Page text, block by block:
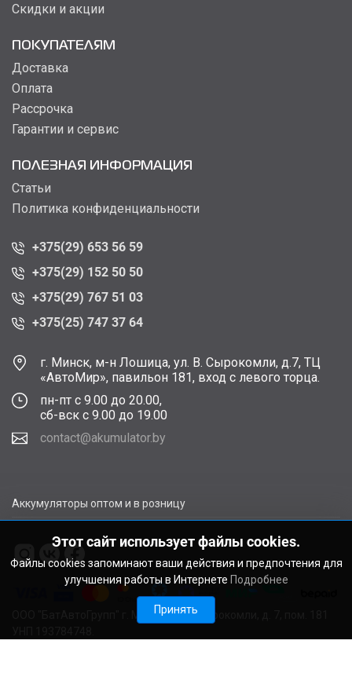
Скидки и акции
ПОКУПАТЕЛЯМ
Доставка
Оплата
Рассрочка
Гарантии и сервис
ПОЛЕЗНАЯ ИНФОРМАЦИЯ
Статьи
Политика конфиденциальности
+375(29) 653 56 59
+375(29) 152 50 50
+375(29) 767 51 03
+375(25) 747 37 64
г. Минск, м-н Лошица, ул. В. Сырокомли, д.7, ТЦ
«АвтоМир», павильон 181, вход с левого торца.
пн-пт с 9.00 до 20.00,
сб-вск с 9.00 до 19.00
contact@akumulator.by
Аккумуляторы оптом и в розницу
ООО "БатАвтоГрупп" г. Минск, ул. В. Сырокомли, д. 7, пом. 181
Этот сайт использует файлы cookies.
Файлы cookies запоминают ваши действия и предпочтения для
улучшения работы в Интернете Подробнее
Принять